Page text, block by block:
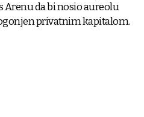
Arenu da bi nosio aureolu
privatnim kapitalom.